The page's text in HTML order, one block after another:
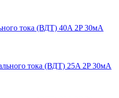
тока (ВДТ) 40A 2P 30мА